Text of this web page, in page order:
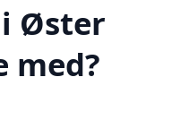
Øster
med?